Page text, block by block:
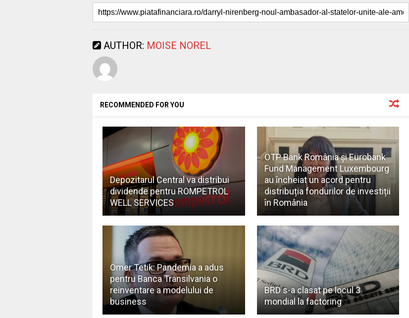
AUTHOR: MOISE NOREL
RECOMMENDED FOR YOU
Depozitarul Central va distribui
dividende pentru ROMPETROL
WELL SERVICES
OTP Bank România şi Eurobank
Fund Management Luxembourg
au încheiat un acord pentru
distribuția fondurilor de investiții
în România
Ömer Tetik: Pandemia a adus
pentru Banca Transilvania o
reinventare a modelului de
business
BRD s-a clasat pe locul 3
mondial la factoring